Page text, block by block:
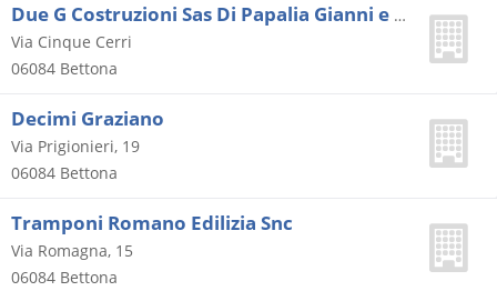
Due G Costruzioni Sas Di Papalia Gianni e C.
Via Cinque Cerri
06084 Bettona
Decimi Graziano
Via Prigionieri, 19
06084 Bettona
Tramponi Romano Edilizia Snc
Via Romagna, 15
06084 Bettona